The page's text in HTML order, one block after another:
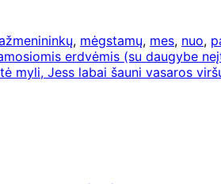
, mėgstamų, mes, nuo,
erdvėmis (su daugybe
myli, Jess labai šauni vasaros